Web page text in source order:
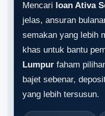
Mencari loan Ativa
jelas, ansuran
semakan yang lebih
khas untuk bantu
Lumpur faham
bajet sebenar,
yang lebih tersusun.